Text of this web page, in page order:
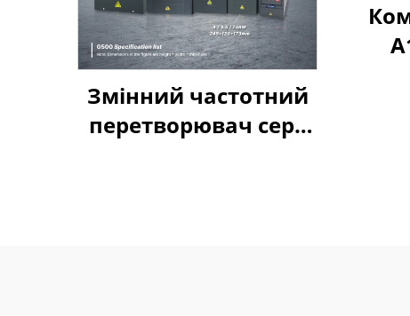
Змінний частотний
перетворювач серії